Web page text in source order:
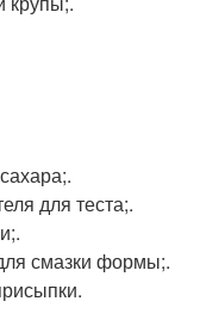
для теста;.
смазки формы;.